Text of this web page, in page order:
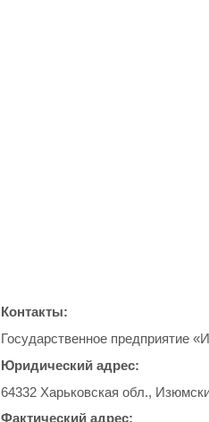
Контакты:
Государственное предприятие
Юридический адрес:
64332 Харьковская обл.,
Фактический адрес: